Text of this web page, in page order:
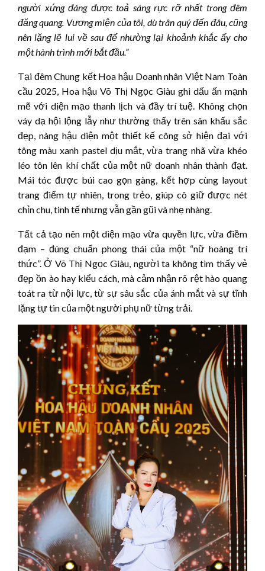
người xứng đáng được toả sáng rực rỡ nhất trong đêm
đăng quang. Vương miện của tôi, dù trân quý đến đâu, cũng
nên lặng lẽ lui về sau để nhường lại khoảnh khắc ấy cho
một hành trình mới bắt đầu.”
Tại đêm Chung kết Hoa hậu Doanh nhân Việt Nam Toàn
cầu 2025, Hoa hậu Võ Thị Ngọc Giàu ghi dấu ấn mạnh
mẽ với diện mạo thanh lịch và đầy trí tuệ. Không chọn
váy dạ hội lộng lẫy như thường thấy trên sân khấu sắc
đẹp, nàng hậu diện một thiết kế công sở hiện đại với
tông màu xanh pastel dịu mắt, vừa trang nhã vừa khéo
léo tôn lên khí chất của một nữ doanh nhân thành đạt.
Mái tóc được búi cao gọn gàng, kết hợp cùng layout
trang điểm tự nhiên, trong trẻo, giúp cô giữ được nét
chỉn chu, tinh tế nhưng vẫn gần gũi và nhẹ nhàng.
Tất cả tạo nên một diện mạo vừa quyền lực, vừa điềm
đạm – đúng chuẩn phong thái của một “nữ hoàng trí
thức”. Ở Võ Thị Ngọc Giàu, người ta không tìm thấy vẻ
đẹp ồn ào hay kiểu cách, mà cảm nhận rõ rệt hào quang
toát ra từ nội lực, từ sự sâu sắc của ánh mắt và sự tĩnh
lặng tự tin của một người phụ nữ từng trải.